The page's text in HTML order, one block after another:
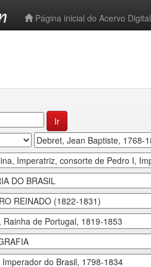
Página inicial do Acervo Digital